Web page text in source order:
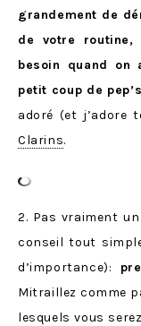
grandement de
de votre routine,
besoin quand on
petit coup de
adoré (et j’adore
Clarins.
2. Pas vraiment
conseil tout
d’importance):
Mitraillez comme
lesquels vous